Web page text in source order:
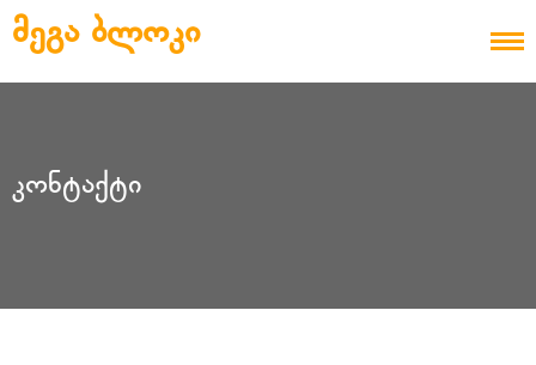
Skip to content
ᲛᲔᲒᲐ ᲑᲚᲝᲙᲘ
ᲙᲝᲜᲢᲐᲥᲢᲘ